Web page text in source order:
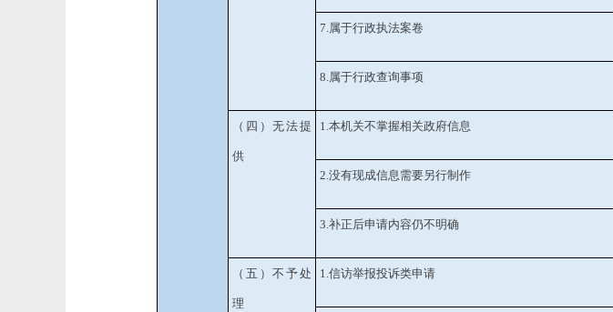
7.属于行政执法案卷
8.属于行政查询事项
（四）无法提
供
1.本机关不掌握相关政府信息
2.没有现成信息需要另行制作
3.补正后申请内容仍不明确
（五）不予处
理
1.信访举报投诉类申请